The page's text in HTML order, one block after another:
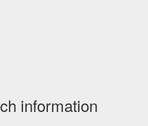
information